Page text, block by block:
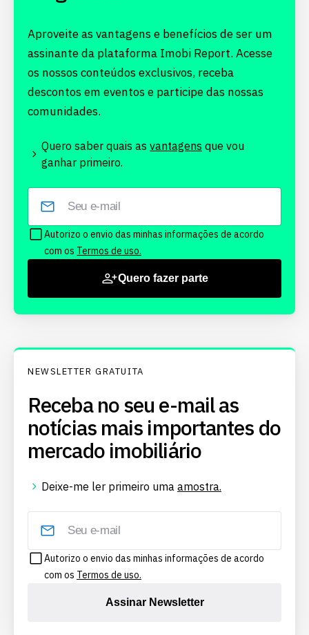
Aproveite as vantagens e benefícios de ser um
assinante da plataforma Imobi Report. Acesse
os nossos conteúdos exclusivos, receba
descontos em eventos e participe das nossas
comunidades.
Quero saber quais as vantagens que vou
ganhar primeiro.
Autorizo o envio das minhas informações de acordo
com os Termos de uso.
Quero fazer parte
NEWSLETTER GRATUITA
Receba no seu e-mail as
notícias mais importantes do
mercado imobiliário
Deixe-me ler primeiro uma amostra.
Autorizo o envio das minhas informações de acordo
com os Termos de uso.
Assinar Newsletter